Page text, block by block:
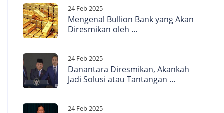
24 Feb 2025
Mengenal Bullion Bank yang Akan
Diresmikan oleh ...
24 Feb 2025
Danantara Diresmikan, Akankah
Jadi Solusi atau Tantangan ...
24 Feb 2025